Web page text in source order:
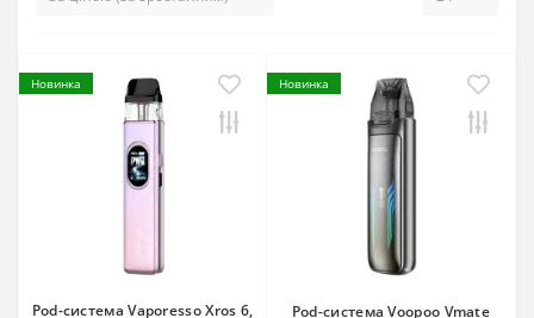
Новинка
Pod-система Vaporesso Xros 6,
Новинка
Pod-система Voopoo Vmate